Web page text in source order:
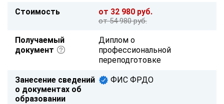
Стоимость от 32 980 руб.
от 54 980 руб.
Получаемый
документ
Диплом о
профессиональной
переподготовке
Занесение сведений
о документах об
образовании
ФИС ФРДО